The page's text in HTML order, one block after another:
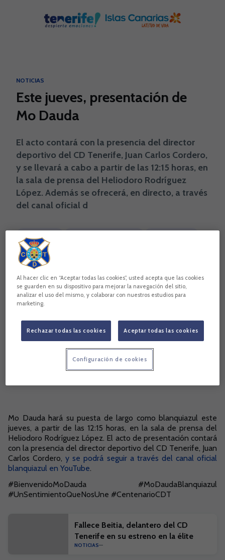
NOTICIAS
Este jueves, presentación de
Mo Dauda
El acto contará con la presencia del director
deportivo del CD Tenerife, Juan Carlos Cordero,
y se llevará a cabo a partir de las 12:15 horas, en
la sala de prensa del Heliodoro Rodríguez
López. Además se ofrecerá, en directo, a través
del canal oficial d
Heliodoro Rodríguez López
Copiar enlace
Mo Dauda hará su puesta de largo como blanquiazul este
jueves, a partir de las 12:15 horas, en la sala de prensa del
Heliodoro Rodríguez López. El acto de presentación contará
con la presencia del director deportivo del CD Tenerife, Juan
Carlos Cordero,y se podrá seguir a través del canal oficial
blanquiazul en YouTube.
#BienvenidoMoDauda #MoDaudaBlanquiazul
#UnSentimientoQueNosUne #CentenarioCDT
Fallece Beitia, delantero del CD
Tenerife en su estreno en la élite
NOTICIAS
Al hacer clic en “Aceptar todas las cookies”, usted acepta que las cookies
se guarden en su dispositivo para mejorar la navegación del sitio,
analizar el uso del mismo, y colaborar con nuestros estudios para
marketing.
Rechazar todas las cookies Aceptar todas las cookies
Configuración de cookies